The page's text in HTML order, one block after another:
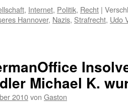
, Internet, Politik, Recht |
Hannover, Nazis, Strafrecht, Udo
Michael K.
2010von Gaston